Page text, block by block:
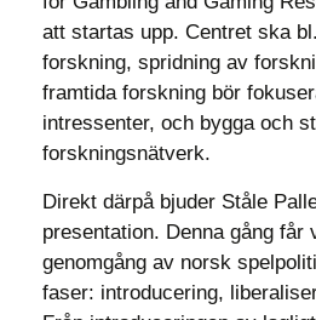
att startas upp. Centret ska
forskning, spridning av
framtida forskning bör
intressenter, och bygga och
forskningsnätverk.
Direkt därpå bjuder Ståle
presentation. Denna gång får
genomgång av norsk
faser: introducering,